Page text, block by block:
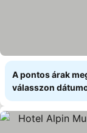
A pontos árak
válasszon